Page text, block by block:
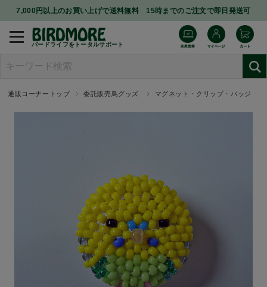
7,000円以上のお買い上げで送料無料 15時までのご注文で即日発送可
バードライフをトータルサポート
通販コーナートップ 委託販売鳥グッズ マグネット・クリップ・バッジ